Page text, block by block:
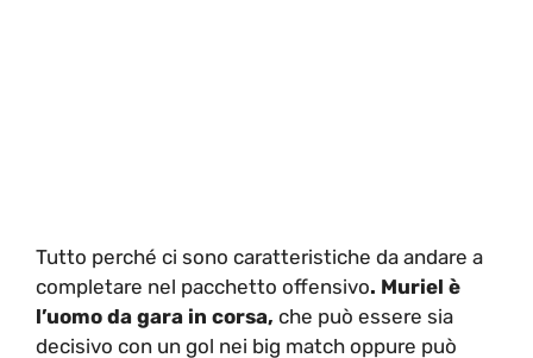
Tutto perché ci sono caratteristiche da andare a
completare nel pacchetto offensivo. Muriel è
l’uomo da gara in corsa, che può essere sia
decisivo con un gol nei big match oppure può